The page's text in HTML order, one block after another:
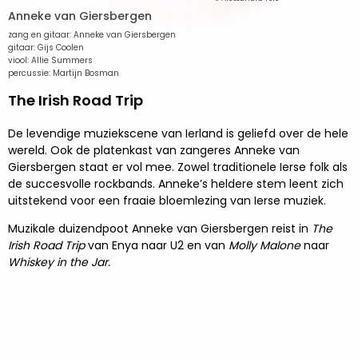
Anneke van Giersbergen
zang en gitaar: Anneke van Giersbergen
gitaar: Gijs Coolen
viool: Allie Summers
percussie: Martijn Bosman
The Irish Road Trip
De levendige muziekscene van Ierland is geliefd over de hele
wereld. Ook de platenkast van zangeres Anneke van
Giersbergen staat er vol mee. Zowel traditionele Ierse folk als
de succesvolle rockbands. Anneke’s heldere stem leent zich
uitstekend voor een fraaie bloemlezing van Ierse muziek.
Muzikale duizendpoot Anneke van Giersbergen reist in The
Irish Road Tripvan Enya naar U2 en van Molly Malonenaar
Whiskey in the Jar.